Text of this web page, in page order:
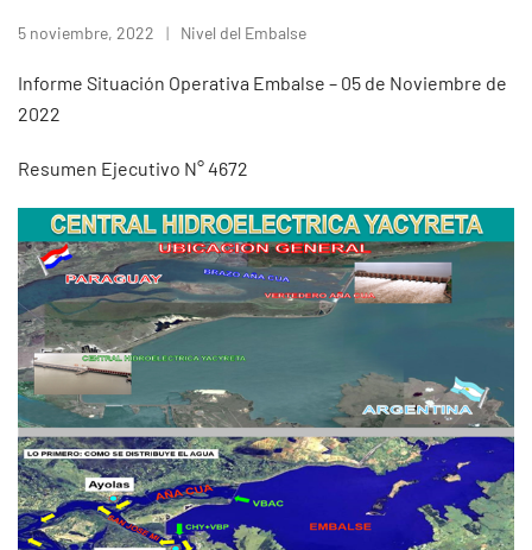
5 noviembre, 2022 Nivel del Embalse
Informe Situación Operativa Embalse – 05 de Noviembre de
2022
Resumen Ejecutivo N° 4672